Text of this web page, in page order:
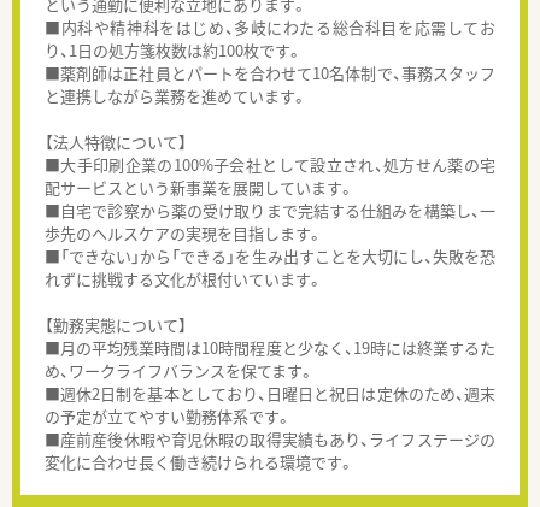
■内科や精神科をはじめ、多岐にわたる総合科目を応需してお
り、1日の処方箋枚数は約100枚です。
■薬剤師は正社員とパートを合わせて10名体制で、事務スタッフ
と連携しながら業務を進めています。
【法人特徴について】
■大手印刷企業の100%子会社として設立され、処方せん薬の宅
配サービスという新事業を展開しています。
■自宅で診察から薬の受け取りまで完結する仕組みを構築し、一
歩先のヘルスケアの実現を目指します。
■「できない」から「できる」を生み出すことを大切にし、失敗を恐
れずに挑戦する文化が根付いています。
【勤務実態について】
■月の平均残業時間は10時間程度と少なく、19時には終業するた
め、ワークライフバランスを保てます。
■週休2日制を基本としており、日曜日と祝日は定休のため、週末
の予定が立てやすい勤務体系です。
■産前産後休暇や育児休暇の取得実績もあり、ライフステージの
変化に合わせ長く働き続けられる環境です。